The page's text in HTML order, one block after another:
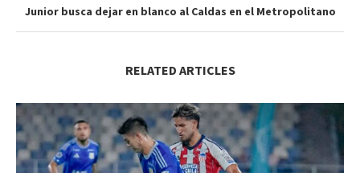
Junior busca dejar en blanco al Caldas en el Metropolitano
RELATED ARTICLES